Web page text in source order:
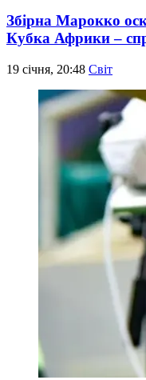
Збірна Марокко
Кубка Африки –
19 січня, 20:48 Світ